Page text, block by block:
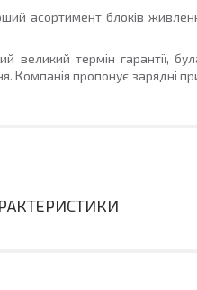
асортимент блоків
великий термін гарантії,
Компанія пропонує зарядні